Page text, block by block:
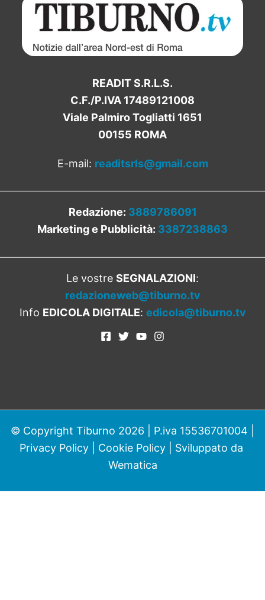
READIT S.R.L.S.
C.F./P.IVA 17489121008
Viale Palmiro Togliatti 1651
00155 ROMA
E-mail: readitsrls@gmail.com
Redazione: 3889786091
Marketing e Pubblicità: 3387238863
Le vostre SEGNALAZIONI:
redazioneweb@tiburno.tv
Info EDICOLA DIGITALE: edicola@tiburno.tv
© Copyright Tiburno 2026 | P.iva 15536701004 |
Privacy Policy| Cookie Policy| Sviluppato da
Wematica